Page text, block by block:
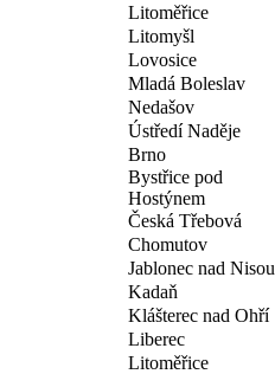
Litoměřice
Litomyšl
Lovosice
Mladá Boleslav
Nedašov
Ústředí Naděje
Brno
Bystřice pod
Hostýnem
Česká Třebová
Chomutov
Jablonec nad Nisou
Kadaň
Klášterec nad Ohří
Liberec
Litoměřice